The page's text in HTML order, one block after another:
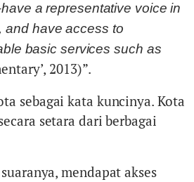
a representative voice in
and have access to
basic services such as
2013)”.
sebagai kata kuncinya. Kota
setara dari berbagai
mendapat akses